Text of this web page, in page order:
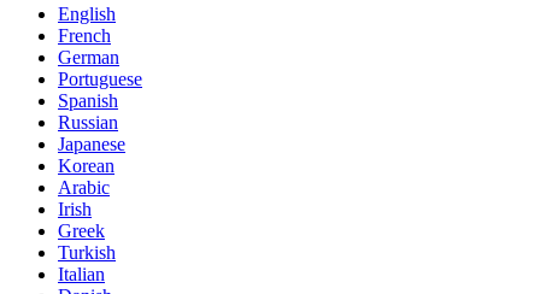
English
French
German
Portuguese
Spanish
Russian
Japanese
Korean
Arabic
Irish
Greek
Turkish
Italian